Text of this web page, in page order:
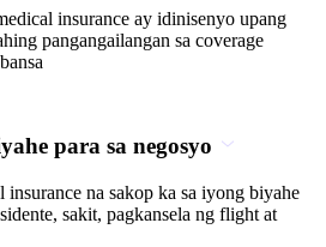
insurance ay idinisenyo upang
pangangailangan sa coverage
para sa negosyo
na sakop ka sa iyong biyahe
sakit, pagkansela ng flight at